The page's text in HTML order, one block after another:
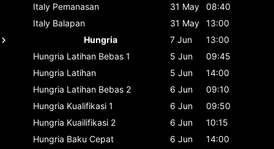
Italy Pemanasan 31 May
08:40
Italy Balapan 31 May
13:00
Hungria
7 Jun
13:00
Hungria Latihan Bebas 1 5 Jun
09:45
Hungria Latihan 5 Jun
14:00
Hungria Latihan Bebas 2 6 Jun
09:10
Hungria Kualifikasi 1 6 Jun
09:50
Hungria Kuailifikasi 2 6 Jun
10:15
Hungria Baku Cepat 6 Jun
14:00